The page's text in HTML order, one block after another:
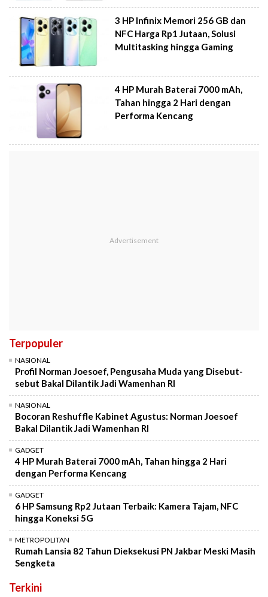
3 HP Infinix Memori 256 GB dan
NFC Harga Rp1 Jutaan, Solusi
Multitasking hingga Gaming
4 HP Murah Baterai 7000 mAh,
Tahan hingga 2 Hari dengan
Performa Kencang
Terpopuler
NASIONAL
Profil Norman Joesoef, Pengusaha Muda yang Disebut-
sebut Bakal Dilantik Jadi Wamenhan RI
NASIONAL
Bocoran Reshuffle Kabinet Agustus: Norman Joesoef
Bakal Dilantik Jadi Wamenhan RI
GADGET
4 HP Murah Baterai 7000 mAh, Tahan hingga 2 Hari
dengan Performa Kencang
GADGET
6 HP Samsung Rp2 Jutaan Terbaik: Kamera Tajam, NFC
hingga Koneksi 5G
METROPOLITAN
Rumah Lansia 82 Tahun Dieksekusi PN Jakbar Meski Masih
Sengketa
Terkini